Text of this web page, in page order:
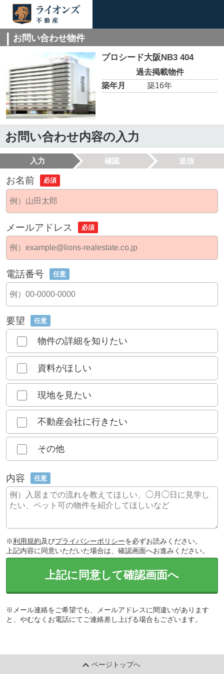
お問い合わせ物件
プロシード大阪NB3 404
過去掲載物件
築年月
築16年
お問い合わせ内容の入力
入力 確認 送信
お名前 必須
メールアドレス 必須
電話番号 任意
要望 任意
物件の詳細を知りたい
資料がほしい
現地を見たい
不動産会社に行きたい
その他
内容 任意
※利用規約及びプライバシーポリシーを必ずお読みください。
上記内容に同意いただいた場合は、確認画面へお進みください。
上記に同意して確認画面へ
※メール連絡をご希望でも、メールアドレスに間違いがあります
と、やむなくお電話にてご連絡差し上げる場合もございます。
ページトップへ